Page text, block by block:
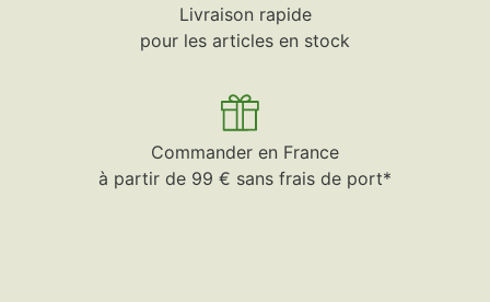
Livraison rapide
pour les articles en stock
Commander en France
à partir de 99 € sans frais de port*